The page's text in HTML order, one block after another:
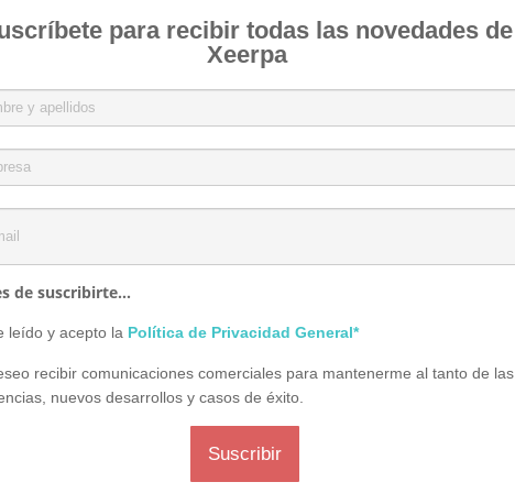
para recibir todas las novedades de
Xeerpa
de suscribirte...
leído y acepto la Política de Privacidad General*
recibir comunicaciones comerciales para mantenerme al tanto de las
nuevos desarrollos y casos de éxito.
Suscribir